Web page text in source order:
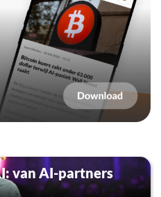
van AI-partners